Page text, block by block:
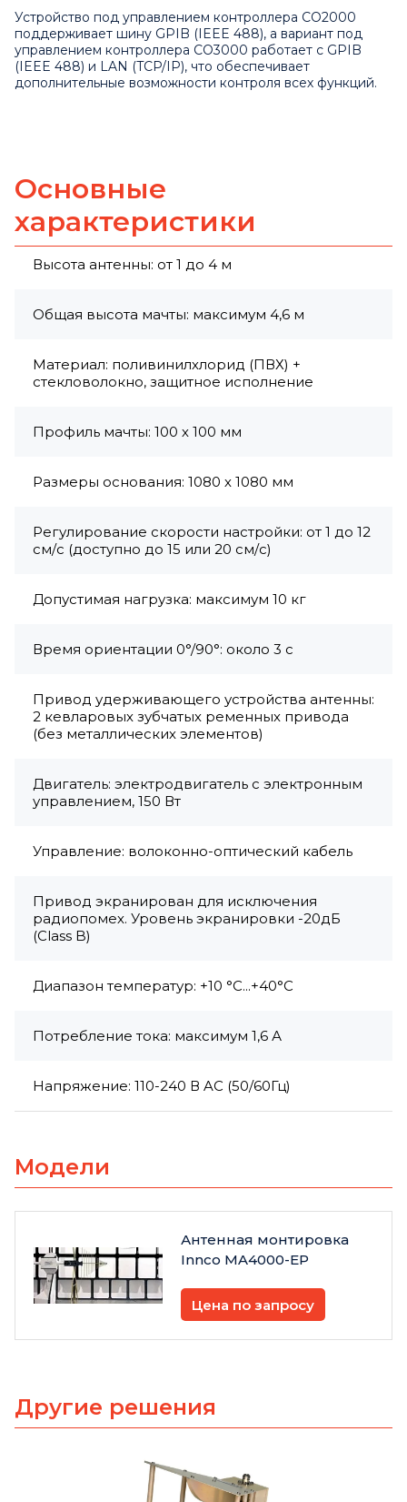
Устройство под управлением контроллера CO2000
поддерживает шину GPIB (IEEE 488), а вариант под
управлением контроллера CO3000 работает с GPIB
(IEEE 488) и LAN (TCP/IP), что обеспечивает
дополнительные возможности контроля всех функций.
Основные
характеристики
Высота антенны: от 1 до 4 м
Общая высота мачты: максимум 4,6 м
Материал: поливинилхлорид (ПВХ) +
стекловолокно, защитное исполнение
Профиль мачты: 100 х 100 мм
Размеры основания: 1080 х 1080 мм
Регулирование скорости настройки: от 1 до 12
см/с (доступно до 15 или 20 см/с)
Допустимая нагрузка: максимум 10 кг
Время ориентации 0°/90°: около 3 с
Привод удерживающего устройства антенны:
2 кевларовых зубчатых ременных привода
(без металлических элементов)
Двигатель: электродвигатель с электронным
управлением, 150 Вт
Управление: волоконно-оптический кабель
Привод экранирован для исключения
радиопомех. Уровень экранировки -20дБ
(Class B)
Диапазон температур: +10 °C...+40°C
Потребление тока: максимум 1,6 А
Напряжение: 110-240 В AC (50/60Гц)
Модели
Антенная монтировка
Innco MA4000-EP
Цена по запросу
Другие решения